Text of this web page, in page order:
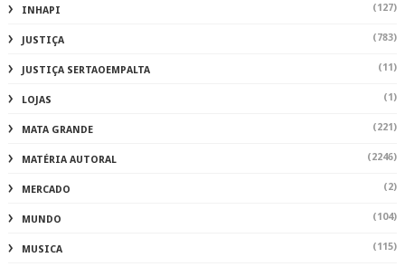
INHAPI (127)
JUSTIÇA (783)
JUSTIÇA SERTAOEMPALTA (11)
LOJAS (1)
MATA GRANDE (221)
MATÉRIA AUTORAL (2246)
MERCADO (2)
MUNDO (104)
MUSICA (115)